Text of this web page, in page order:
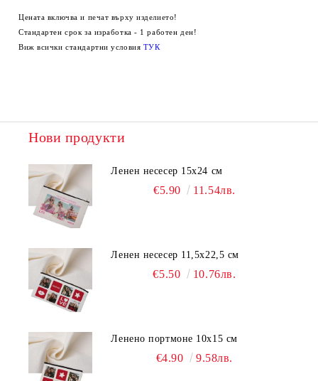
Цената включва и печат върху изделието!
Стандартен срок за изработка - 1 работен ден!
Виж всички стандартни условия ТУК
Нови продукти
Ленен несесер 15х24 см
€5.90 11.54лв.
Ленен несесер 11,5х22,5 см
€5.50 10.76лв.
Ленено портмоне 10х15 см
€4.90 9.58лв.